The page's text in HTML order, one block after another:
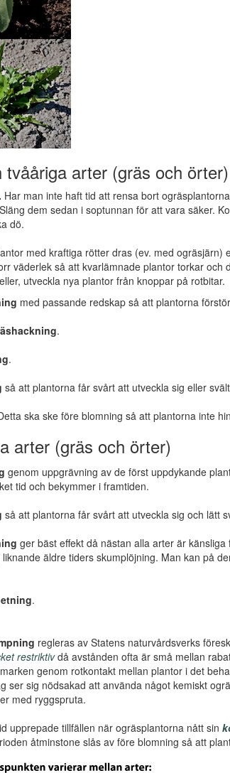
tvååriga arter (gräs och örter)
Har man inte haft tid att rensa bort
dem sedan i soptunnan för att vara säker.
dö.
med kraftiga rötter dras (ev. med
väderlek så att kvarlämnade plantor torkar
utveckla nya plantor från knoppar på rotbitar.
med passande redskap så att plantorna
.
.
så att plantorna får svårt att utveckla sig eller
ska ske före blomning så att plantorna inte
arter (gräs och örter)
genom uppgrävning av de först uppdykande
tid och bekymmer i framtiden.
så att plantorna får svårt att utveckla sig och lätt
ger bäst effekt då nästan alla arter är
äldre tiders skumplöjning. Man kan på
.
regleras av Statens naturvårdsverks
restriktivdå avstånden ofta är små mellan
genom rotkontakt mellan plantor i det
ser sig nödsakad att använda något kemiskt
med ryggspruta.
upprepade tillfällen när ogräsplantorna nått sin
åtminstone slås av före blomning så att